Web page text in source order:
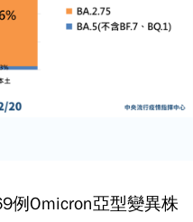
例Omicron亞型變異株